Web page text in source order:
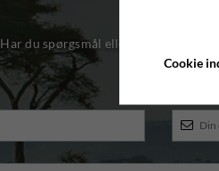
Har du spørgsmål eller brug for
Cookie